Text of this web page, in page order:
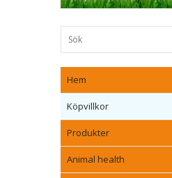
Hem
Köpvillkor
Produkter
Animal health